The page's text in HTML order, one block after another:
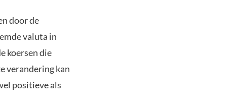
door de
valuta in
koersen die
verandering kan
positieve als